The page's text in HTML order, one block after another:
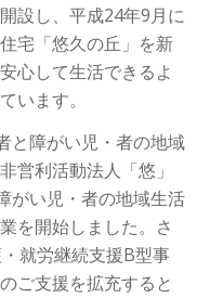
設し、平成24年9月に
宅「悠久の丘」を新
心して生活できるよ
います。
と障がい児・者の地域
営利活動法人「悠」
がい児・者の地域生活
を開始しました。さ
就労継続支援B型事
ご支援を拡充すると